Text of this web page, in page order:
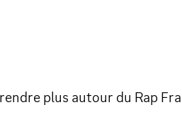
plus autour du Rap